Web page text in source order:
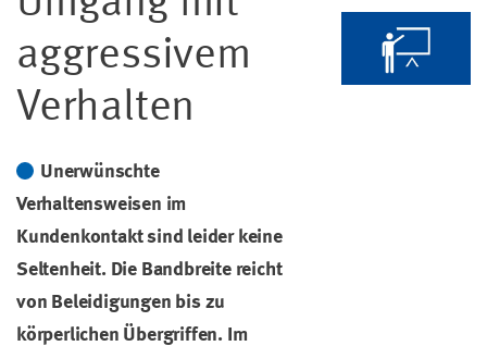
aggressivem
Verhalten
Unerwünschte
Verhaltensweisen im
Kundenkontakt sind leider keine
Seltenheit. Die Bandbreite reicht
von Beleidigungen bis zu
körperlichen Übergriffen. Im